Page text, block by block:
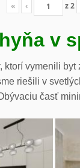
« ‹ z2
v
vymenili
riešili v
časť